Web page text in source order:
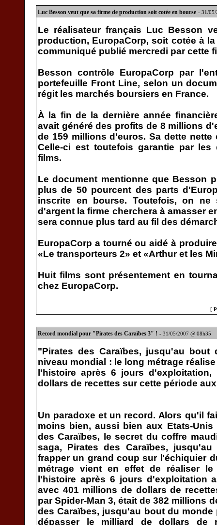
Luc Besson veut que sa firme de production soit cotée en bourse - 31/05/
Le réalisateur français Luc Besson
production, EuropaCorp, soit cotée à
communiqué publié mercredi par cette
Besson contrôle EuropaCorp par
portefeuille Front Line, selon un
régit les marchés boursiers en France.
À la fin de la dernière année
avait généré des profits de 8 millions
de 159 millions d'euros. Sa dette
Celle-ci est toutefois garantie par
films.
Le document mentionne que Besson
plus de 50 pourcent des parts
inscrite en bourse. Toutefois, on ne
d'argent la firme cherchera à amasser
sera connue plus tard au fil des
EuropaCorp a tourné ou aidé à
«Le transporteurs 2» et «Arthur et les
Huit films sont présentement en
chez EuropaCorp.
[
Record mondial pour "Pirates des Caraïbes 3" ! - 31/05/2007 @ 08h35
"Pirates des Caraïbes, jusqu'au
niveau mondial : le long métrage
l'histoire après 6 jours
dollars de recettes sur cette période
Un paradoxe et un record. Alors qu'il
moins bien, aussi bien aux Etats-
des Caraïbes, le secret du coffre
saga, Pirates des Caraïbes,
frapper un grand coup sur l'échiquier
métrage vient en effet de réaliser
l'histoire après 6 jours d'exploitation
avec 401 millions de dollars de
par Spider-Man 3, était de 382 millions
des Caraïbes, jusqu'au bout du
dépasser le milliard de dollars de